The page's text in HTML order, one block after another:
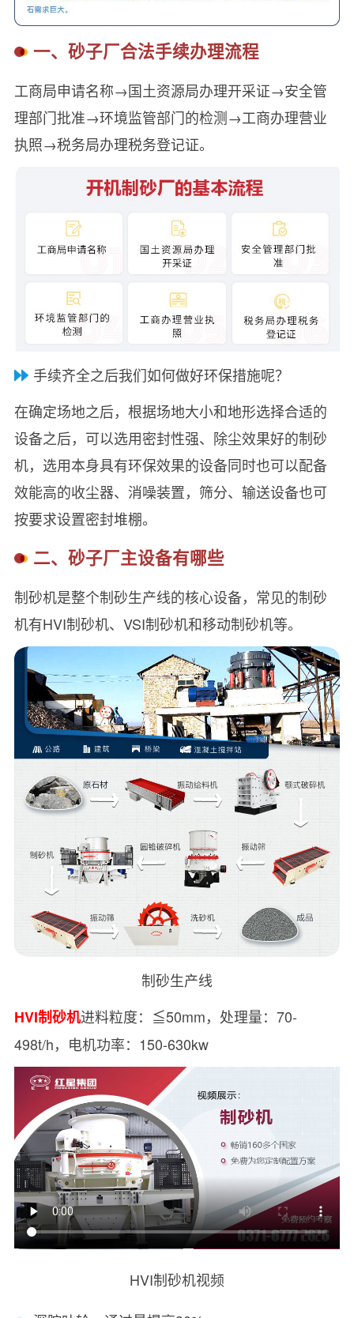
一、砂子厂合法手续办理流程
工商局申请名称→国土资源局办理开采证→安全管
理部门批准→环境监管部门的检测→工商办理营业
执照→税务局办理税务登记证。
手续齐全之后我们如何做好环保措施呢？
在确定场地之后，根据场地大小和地形选择合适的
设备之后，可以选用密封性强、除尘效果好的制砂
机，选用本身具有环保效果的设备同时也可以配备
效能高的收尘器、消噪装置，筛分、输送设备也可
按要求设置密封堆棚。
二、砂子厂主设备有哪些
制砂机是整个制砂生产线的核心设备，常见的制砂
机有HVI制砂机、VSI制砂机和移动制砂机等。
制砂生产线
HVI制砂机进料粒度：≦50mm，处理量：70-
498t/h，电机功率：150-630kw
HVI制砂机视频